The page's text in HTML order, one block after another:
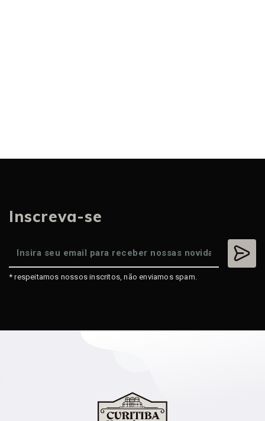
Inscreva-se
* respeitamos nossos inscritos, não enviamos spam.